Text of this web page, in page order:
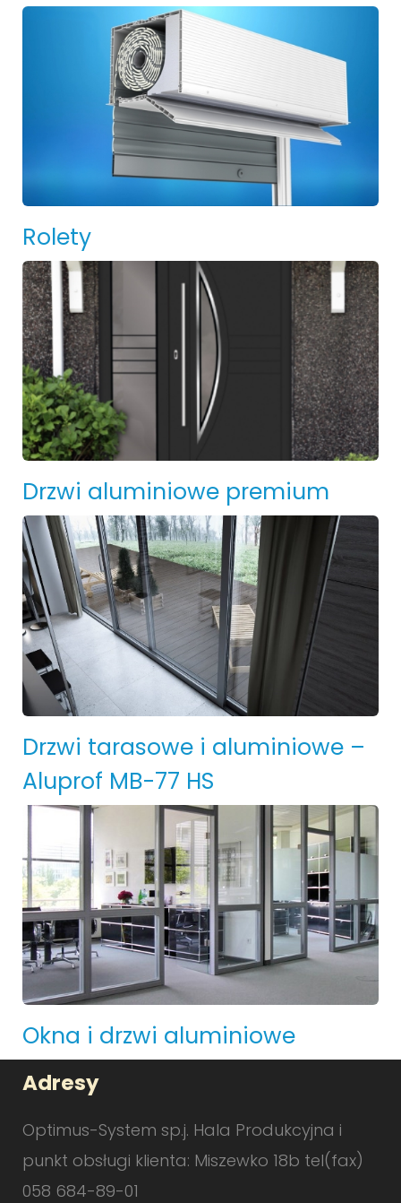
Rolety
Drzwi aluminiowe premium
Drzwi tarasowe i aluminiowe –
Aluprof MB-77 HS
Okna i drzwi aluminiowe
Adresy
Optimus-System sp.j. Hala Produkcyjna i
punkt obsługi klienta: Miszewko 18b tel(fax)
058 684-89-01